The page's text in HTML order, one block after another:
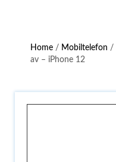
Home / Mobiltelefon /
av – iPhone 12